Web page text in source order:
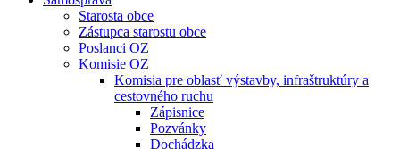
Starosta obce
Zástupca starostu obce
Poslanci OZ
Komisie OZ
Komisia pre oblasť výstavby, infraštruktúry a
cestovného ruchu
Zápisnice
Pozvánky
Dochádzka